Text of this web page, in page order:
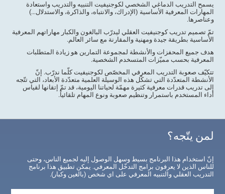
يسمح التدريب الدماغي الشخصي لكوجنيفيت التنبيه والتدريب واستعادة
المهارات المعرفية الأساسية (الإدراك، والانتباه، والذاكرة، والاستدلال...)
وعناصرها.
تمّ تصميم تدريب كوجنيفيت العقلي ليدرّب البالغون والكبار مهاراتهم المعرفية
الأساسية بطريقة جيدة ومهنية والمقارنة مع سائر العالم.
هدف جميع المحفزات والأنشطة لمجموعة التمارين هو زيادة المتطلبات
المعرفية بحسب مميّزات المتسخدم الشخصية.
تتكيّف صعوبة التدريب المعرفي المخصّص لكوجنيفيت كلّما ندرّب. إنّ
الأنشطة المتعدّدة التي تشكّل هذه الوسيلة العلمية متعدّدة الأبعاد، التي تتّجه
إلى تدريب قدرات معرفية كثيرة مهمّة لحياتنا اليومية، قد تمّ إتقانها لقياس
أداء المستخدم باستمرار وتنظيم صعوبة ونوع المهام تلقائياً.
لمن يتّجه؟
إنّ استخدام هذا البرنامج بسيط وسهل الوصول إليه لجميع الناس، وحتى
للناس الذين لا يعرفون برامج التدخّل المعرفي. يمكن تطبيق هذا برنامج
التدريب العقلي والتنبيه المعرفي على اي شخص (بالغين وكبار).